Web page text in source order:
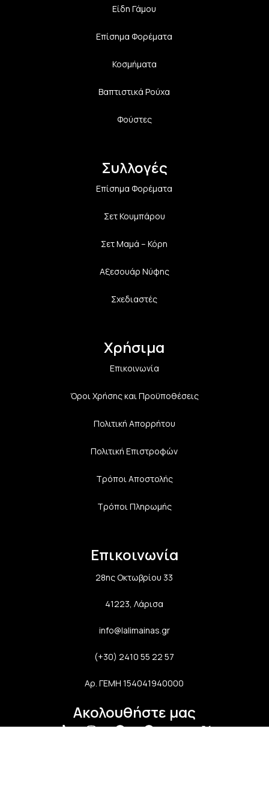
Είδη Γάμου
Επίσημα Φορέματα
Κοσμήματα
Βαπτιστικά Ρούχα
Φούστες
Συλλογές
Επίσημα Φορέματα
Σετ Κουμπάρου
Σετ Μαμά – Κόρη
Αξεσουάρ Νύφης
Σχεδιαστές
Χρήσιμα
Επικοινωνία
Όροι Χρήσης και Προϋποθέσεις
Πολιτική Aπορρήτου
Πολιτική Επιστροφών
Τρόποι Αποστολής
Τρόποι Πληρωμής
Επικοινωνία
28ης Οκτωβρίου 33
41223, Λάρισα
info@lalimainas.gr
(+30) 2410 55 22 57
Αρ. ΓΕΜΗ 154041940000
Ακολουθήστε μας